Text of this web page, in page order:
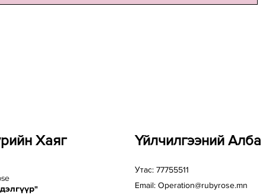
Хаяг Үйлчилгээний Алба
Утас: 77755511
Email: Operation@rubyrose.mn